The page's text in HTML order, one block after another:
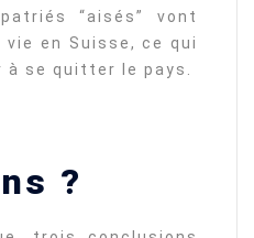
“aisés” vont
en Suisse, ce qui
se quitter le pays.
?